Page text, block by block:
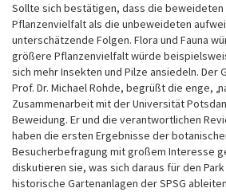
Sollte sich bestätigen, dass die beweideten
Pflanzenvielfalt als die unbeweideten
unterschätzende Folgen. Flora und Fauna
größere Pflanzenvielfalt würde
sich mehr Insekten und Pilze ansiedeln. Der
Prof. Dr. Michael Rohde, begrüßt die enge,
Zusammenarbeit mit der Universität
Beweidung. Er und die verantwortlichen
haben die ersten Ergebnisse der
Besucherbefragung mit großem Interesse
diskutieren sie, was sich daraus für den
historische Gartenanlagen der SPSG